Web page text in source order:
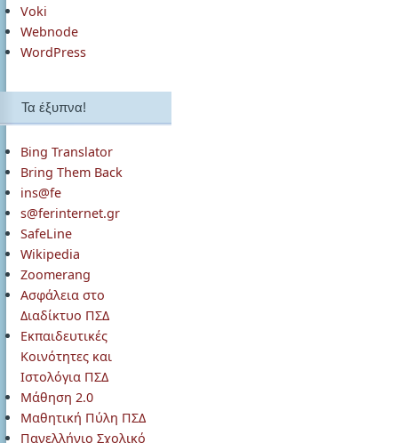
Voki
Webnode
WordPress
Τα έξυπνα!
Bing Translator
Bring Them Back
ins@fe
s@ferinternet.gr
SafeLine
Wikipedia
Zoomerang
Ασφάλεια στο
Διαδίκτυο ΠΣΔ
Εκπαιδευτικές
Κοινότητες και
Ιστολόγια ΠΣΔ
Μάθηση 2.0
Μαθητική Πύλη ΠΣΔ
Πανελλήνιο Σχολικό